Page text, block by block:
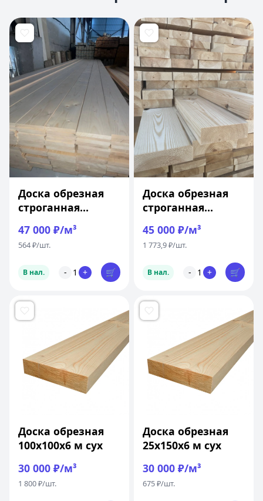
Доска обрезная
строганная
20x100x6 м
47 000 ₽/м³
564 ₽/шт.
В нал. - 1 + 🛒
Доска обрезная
строганная
45x146x6 м
45 000 ₽/м³
1 773,9 ₽/шт.
В нал. - 1 + 🛒
Доска обрезная
100x100x6 м сух
30 000 ₽/м³
1 800 ₽/шт.
Доска обрезная
25x150x6 м сух
30 000 ₽/м³
675 ₽/шт.